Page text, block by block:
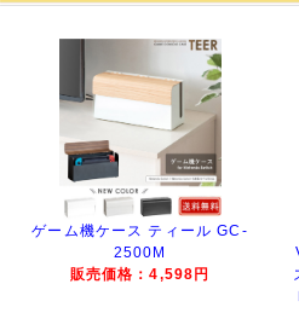
ゲーム機ケース ティール GC-
2500M
販売価格：4,598円